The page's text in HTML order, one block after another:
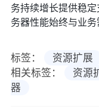
务持续增长提供稳
务器性能始终与业务
标签： 资源扩展
相关标签：
资源
器